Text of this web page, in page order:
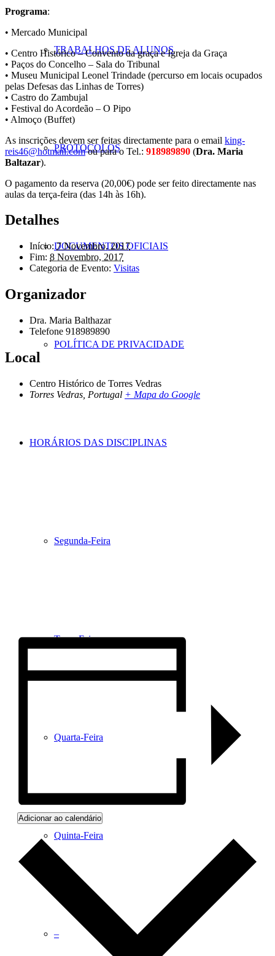
TRABALHOS DE ALUNOS
PROTOCOLOS
DOCUMENTOS OFICIAIS
POLÍTICA DE PRIVACIDADE
HORÁRIOS DAS DISCIPLINAS
Segunda-Feira
Terça-Feira
Quarta-Feira
Quinta-Feira
–
Programa:
• Mercado Municipal
• Centro Histórico – Convento da graça e Igreja da Graça
• Paços do Concelho – Sala do Tribunal
• Museu Municipal Leonel Trindade (percurso em locais ocupados
pelas Defesas das Linhas de Torres)
• Castro do Zambujal
• Festival do Acordeão – O Pipo
• Almoço (Buffet)
As inscrições devem ser feitas directamente para o email king-
reis46@hotmail.comou para o Tel.: 918989890 (Dra. Maria
Baltazar).
O pagamento da reserva (20,00€) pode ser feito directamente nas
aulas da terça-feira (das 14h às 16h).
Detalhes
Início: 7 Novembro, 2017
Fim: 8 Novembro, 2017
Categoria de Evento: Visitas
Organizador
Dra. Maria Balthazar
Telefone 918989890
Local
Centro Histórico de Torres Vedras
Torres Vedras Portugal + Mapa do Google
Adicionar ao calendário